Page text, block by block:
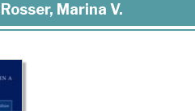
Marina V.